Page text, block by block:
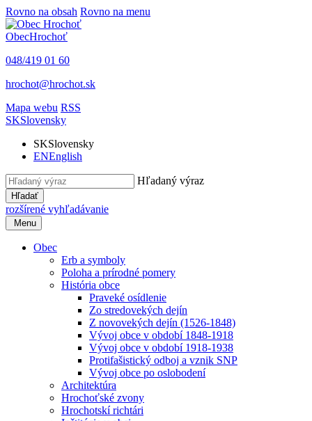
Rovno na obsah Rovno na menu
ObecHrochoť
048/419 01 60
hrochot@hrochot.sk
Mapa webu RSS
SKSlovensky
SKSlovensky
ENEnglish
Hľadaný výraz
Hľadať
rozšírené vyhľadávanie
Menu
Obec
Erb a symboly
Poloha a prírodné pomery
História obce
Praveké osídlenie
Zo stredovekých dejín
Z novovekých dejín (1526-1848)
Vývoj obce v období 1848-1918
Vývoj obce v období 1918-1938
Protifašistický odboj a vznik SNP
Vývoj obce po oslobodení
Architektúra
Hrochoťské zvony
Hrochotskí richtári